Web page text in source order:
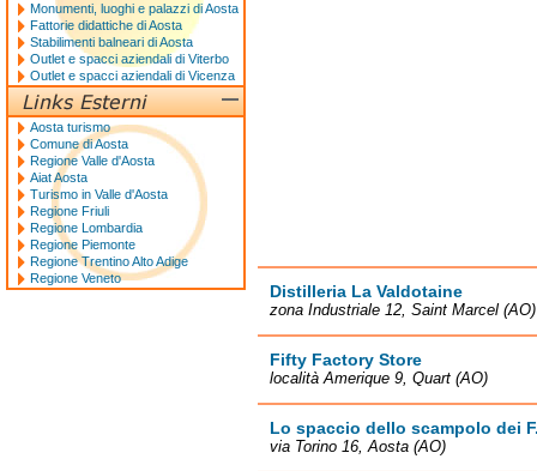
Distilleria La Valdotaine
zona Industriale 12, Saint Marcel (AO)
Fifty Factory Store
località Amerique 9, Quart (AO)
Lo spaccio dello scampolo dei
via Torino 16, Aosta (AO)
Monumenti, luoghi e palazzi di Aosta
Fattorie didattiche di Aosta
Stabilimenti balneari di Aosta
Outlet e spacci aziendali di Viterbo
Outlet e spacci aziendali di Vicenza
Aosta turismo
Comune di Aosta
Regione Valle d'Aosta
Aiat Aosta
Turismo in Valle d'Aosta
Regione Friuli
Regione Lombardia
Regione Piemonte
Regione Trentino Alto Adige
Regione Veneto